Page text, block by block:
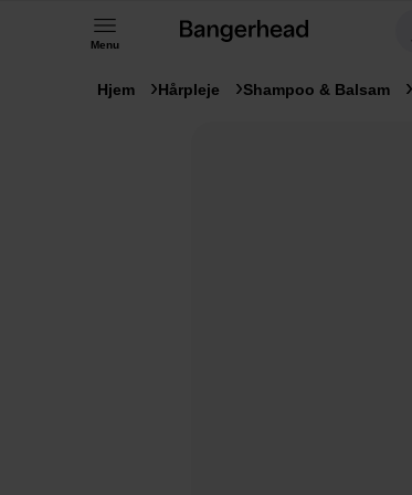
Menu
Hjem Hårpleje Shampoo & Balsam